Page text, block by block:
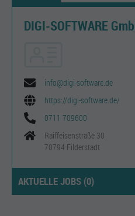
DIGI-SOFTWARE
info@digi-software.de
https://digi-software.de/
0711 709600
Raiffeisenstraße 30
70794 Filderstadt
AKTUELLE JOBS (0)